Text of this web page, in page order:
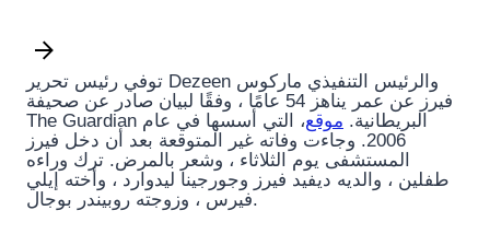
توفي رئيس تحرير Dezeen والرئيس التنفيذي ماركوس
فيرز عن عمر يناهز 54 عامًا ، وفقًا لبيان صادر عن صحيفة
The Guardian البريطانية. موقع، التي أسسها في عام
2006. وجاءت وفاته غير المتوقعة بعد أن دخل فيرز
المستشفى يوم الثلاثاء ، وشعر بالمرض. ترك وراءه
طفلين ، والديه ديفيد فيرز وجورجينا ليدوارد ، وأخته إيلي
فيرس ، وزوجته روبيندر بوجال.